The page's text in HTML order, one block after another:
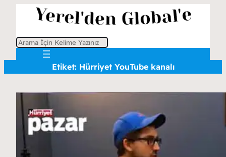
A
Etiket: Hürriyet YouTube kanalı